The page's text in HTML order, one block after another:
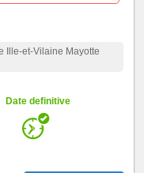
Ille-et-Vilaine Mayotte
Date definitive